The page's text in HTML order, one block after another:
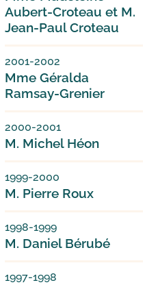
Aubert-Croteau et M.
Jean-Paul Croteau
2001-2002
Mme Géralda
Ramsay-Grenier
2000-2001
M. Michel Héon
1999-2000
M. Pierre Roux
1998-1999
M. Daniel Bérubé
1997-1998